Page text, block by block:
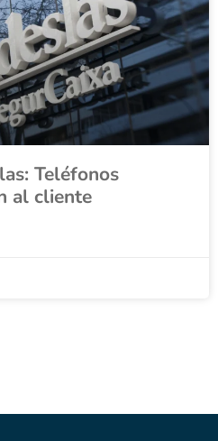
Teléfonos
al cliente